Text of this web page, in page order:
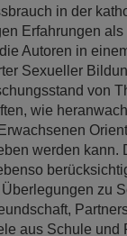
in der
Erfahrungen
Autoren in
Sexueller
von
wie
werden kann.
zu
aus Schule und